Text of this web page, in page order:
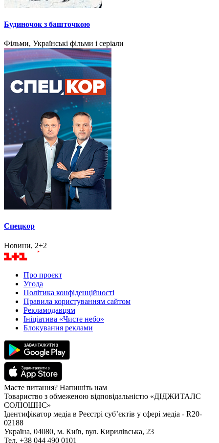
Будиночок з башточкою
Фільми, Українські фільми і серіали
Спецкор
Новини, 2+2
Про проєкт
Угода
Політика конфіденційності
Правила користуванням сайтом
Рекламодавцям
Ініціатива «Чисте небо»
Блокування реклами
Маєте питання? Напишіть нам
Товариство з обмеженою відповідальністю «ДІДЖИТАЛС
СОЛЮШНС»
Ідентифікатор медіа в Реєстрі суб’єктів у сфері медіа - R20-
02188
Україна, 04080, м. Київ, вул. Кирилівська, 23
Тел. +38 044 490 0101